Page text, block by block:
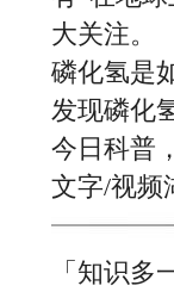
大关注。
磷化氢是
发现磷化
今日科普
文字/视频
「知识多